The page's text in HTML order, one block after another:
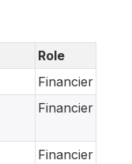
Role
Financier
Financier
Financier